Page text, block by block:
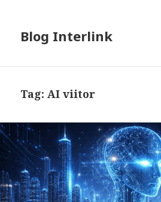
Blog Interlink
Tag:AI viitor